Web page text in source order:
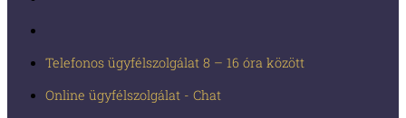
Telefonos ügyfélszolgálat 8 – 16 óra között
Online ügyfélszolgálat - Chat